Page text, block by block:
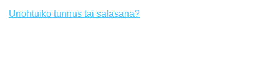
Unohtuiko tunnus tai salasana?